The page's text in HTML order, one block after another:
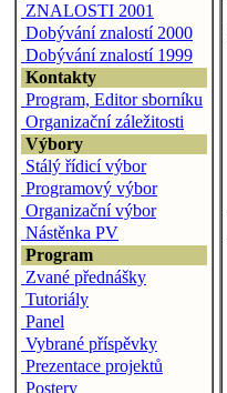
ZNALOSTI 2001
Dobývání znalostí 2000
Dobývání znalostí 1999
Kontakty
Program, Editor sborníku
Organizační záležitosti
Výbory
Stálý řídicí výbor
Programový výbor
Organizační výbor
Nástěnka PV
Program
Zvané přednášky
Tutoriály
Panel
Vybrané příspěvky
Prezentace projektů
Postery